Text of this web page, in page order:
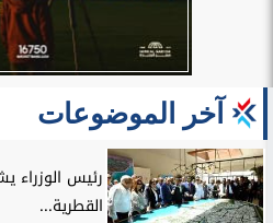
آخر الموضوعات
رئيس الوزراء
القطرية...